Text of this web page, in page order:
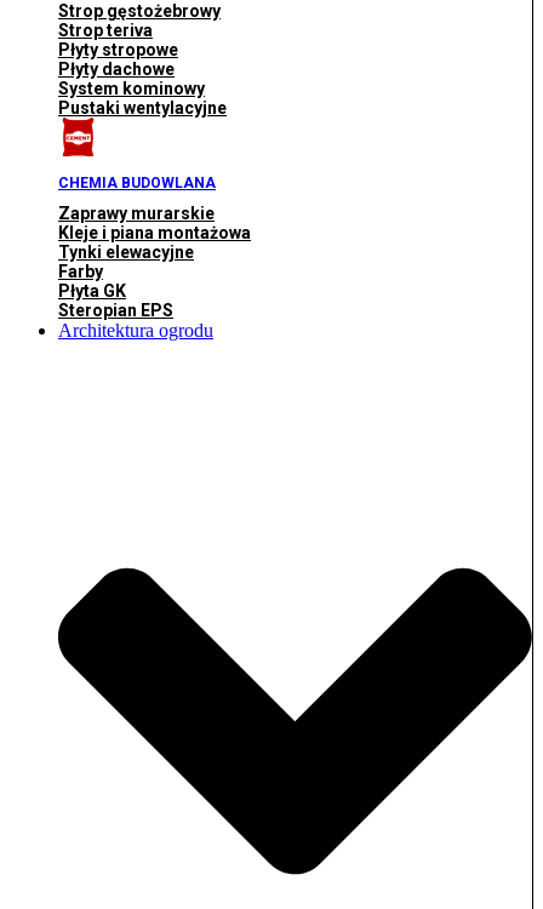
Strop gęstożebrowy
Strop teriva
Płyty stropowe
Płyty dachowe
System kominowy
Pustaki wentylacyjne
CHEMIA BUDOWLANA
Zaprawy murarskie
Kleje i piana montażowa
Tynki elewacyjne
Farby
Płyta GK
Steropian EPS
Architektura ogrodu